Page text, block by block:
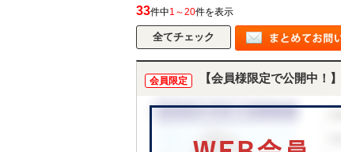
33件中1～20件を表示
会員限定 【会員様限定で公開中！】